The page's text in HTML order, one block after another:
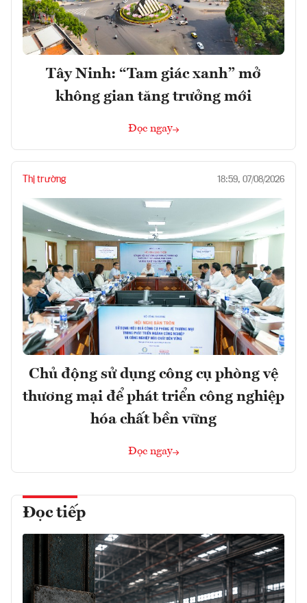
Tây Ninh: “Tam giác xanh” mở
không gian tăng trưởng mới
Đọc ngay
Thị trường 18:59, 07/08/2026
Chủ động sử dụng công cụ phòng vệ
thương mại để phát triển công nghiệp
hóa chất bền vững
Đọc ngay
Đọc tiếp